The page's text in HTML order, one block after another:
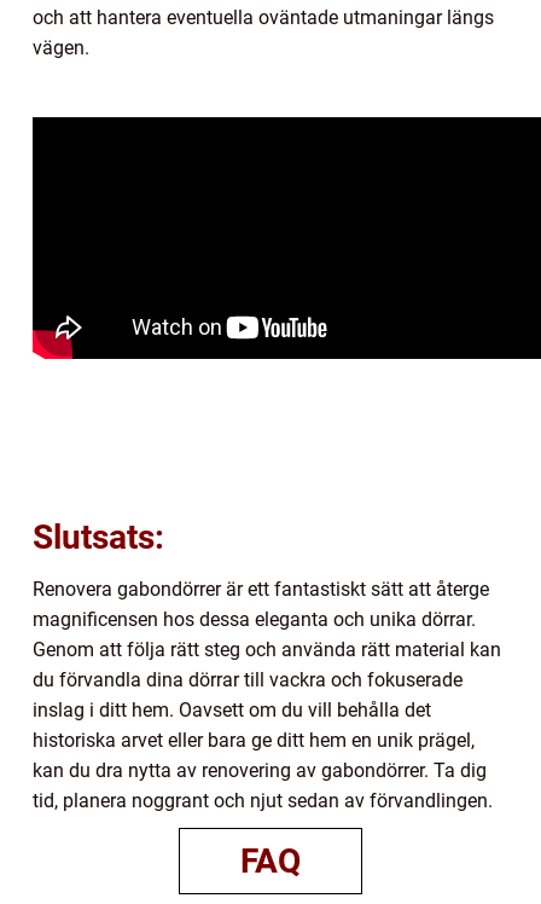
och att hantera eventuella oväntade utmaningar längs
vägen.
Slutsats:
Renovera gabondörrer är ett fantastiskt sätt att återge
magnificensen hos dessa eleganta och unika dörrar.
Genom att följa rätt steg och använda rätt material kan
du förvandla dina dörrar till vackra och fokuserade
inslag i ditt hem. Oavsett om du vill behålla det
historiska arvet eller bara ge ditt hem en unik prägel,
kan du dra nytta av renovering av gabondörrer. Ta dig
tid, planera noggrant och njut sedan av förvandlingen.
FAQ